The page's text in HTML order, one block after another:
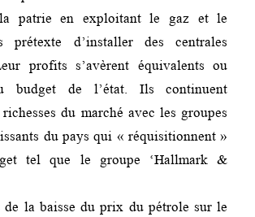
patrie en exploitant le gaz et le
prétexte d’installer des centrales
profits s’avèrent équivalents ou
budget de l’état. Ils continuent
richesses du marché avec les groupes
du pays qui « réquisitionnent »
tel que le groupe ‘Hallmark &
de la baisse du prix du pétrole sur le